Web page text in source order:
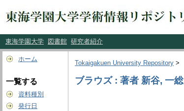
東海学園大学 図書館 研究者紹介
ホーム
一覧する
資料種別
発行日
Tokaigakuen University Repository >
ブラウズ : 著者 新谷, 一総